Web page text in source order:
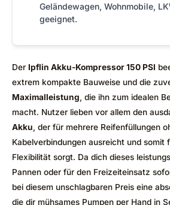
Geländewagen, Wohnmobile,
geeignet.
Der Ipflin Akku-Kompressor 150 PSI
extrem kompakte Bauweise und die
Maximalleistung, die ihn zum idealen
macht. Nutzer lieben vor allem den
Akku, der für mehrere Reifenfüllungen
Kabelverbindungen ausreicht und somit
Flexibilität sorgt. Da dich dieses
Pannen oder für den Freizeiteinsatz
bei diesem unschlagbaren Preis eine
die dir mühsames Pumpen per Hand in